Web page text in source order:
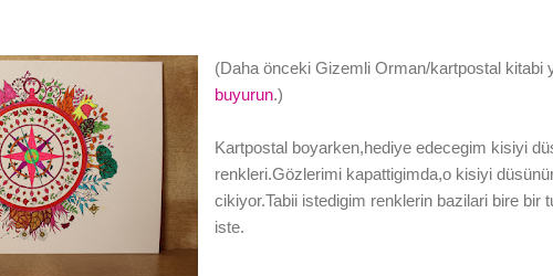
(Daha önceki Gizemli Orman/kartpostal kitabi
buyurun.)
Kartpostal boyarken,hediye edecegim kisiyi
renkleri.Gözlerimi kapattigimda,o kisiyi
cikiyor.Tabii istedigim renklerin bazilari bire bir
iste.